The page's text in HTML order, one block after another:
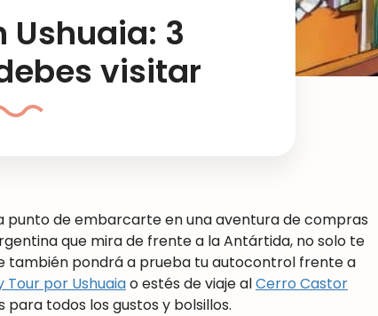
Ushuaia: 3
visitar
punto de embarcarte en una aventura de compras
que mira de frente a la Antártida, no solo te
también pondrá a prueba tu autocontrol frente a
Tour por Ushuaiao estés de viaje alCerro Castor
todos los gustos y bolsillos.